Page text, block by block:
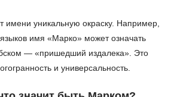
имени уникальную окраску. Например,
имя «Марко» может означать
— «пришедший издалека». Это
и универсальность.